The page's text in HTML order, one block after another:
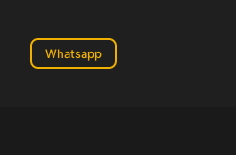
Whatsapp